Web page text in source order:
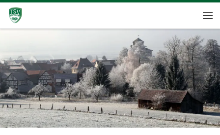
Zum Inhalt springen